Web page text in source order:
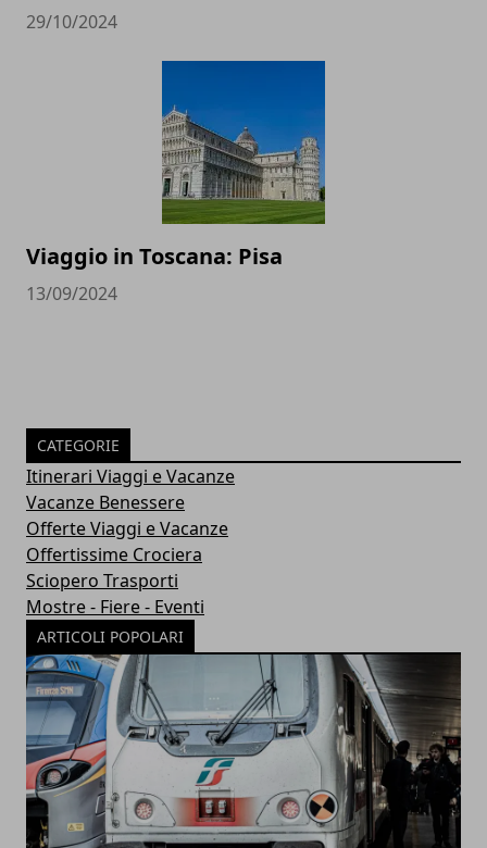
29/10/2024
Viaggio in Toscana: Pisa
13/09/2024
CATEGORIE
Itinerari Viaggi e Vacanze
Vacanze Benessere
Offerte Viaggi e Vacanze
Offertissime Crociera
Sciopero Trasporti
Mostre - Fiere - Eventi
ARTICOLI POPOLARI